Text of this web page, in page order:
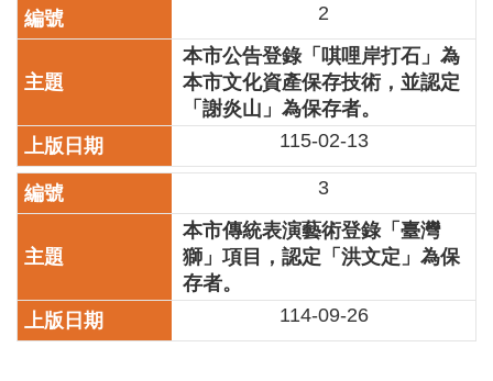
臺
北
文
間
歷
年
文
化
節
廉
2
本市公告登錄「唭哩岸打石」為
本市文化資產保存技術，並認定
「謝炎山」為保存者。
115-02-13
3
本市傳統表演藝術登錄「臺灣
獅」項目，認定「洪文定」為保
存者。
114-09-26